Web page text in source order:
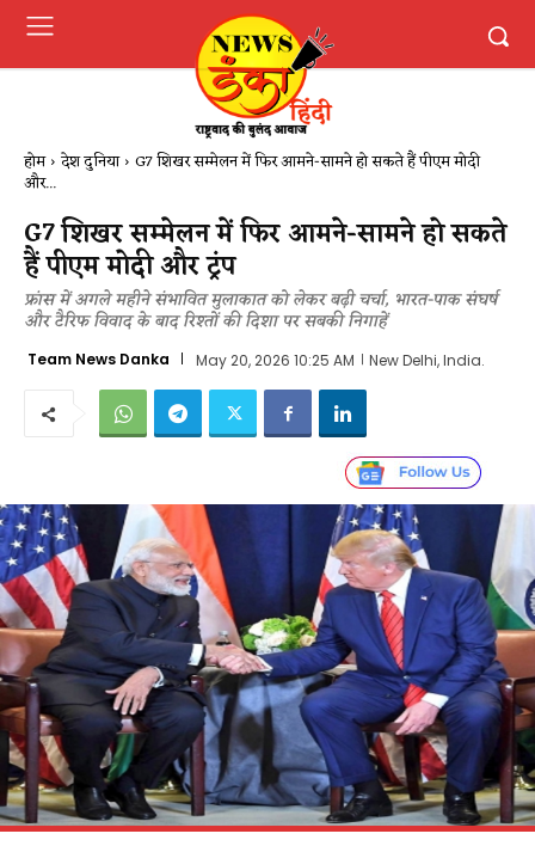
होम देश दुनिया G7 शिखर सम्मेलन में फिर आमने-सामने हो सकते हैं पीएम मोदी
और...
G7 शिखर सम्मेलन में फिर आमने-सामने हो सकते
हैं पीएम मोदी और ट्रंप
फ्रांस में अगले महीने संभावित मुलाकात को लेकर बढ़ी चर्चा, भारत-पाक संघर्ष
और टैरिफ विवाद के बाद रिश्तों की दिशा पर सबकी निगाहें
Team News Danka May 20, 2026 10:25 AM New Delhi, India.